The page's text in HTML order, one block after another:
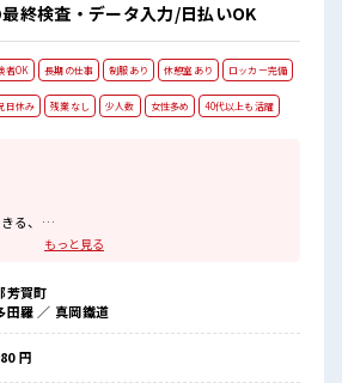
終検査・データ入力/日払いOK
者OK 長期の仕事 制服あり 休憩室あり ロッカー完備
日休み 残業なし 少人数 女性多め 40代以上も活躍
る、
ですよ！
イベート満喫！
もっと見る
芳賀町
田羅 ／ 真岡鐵道
円